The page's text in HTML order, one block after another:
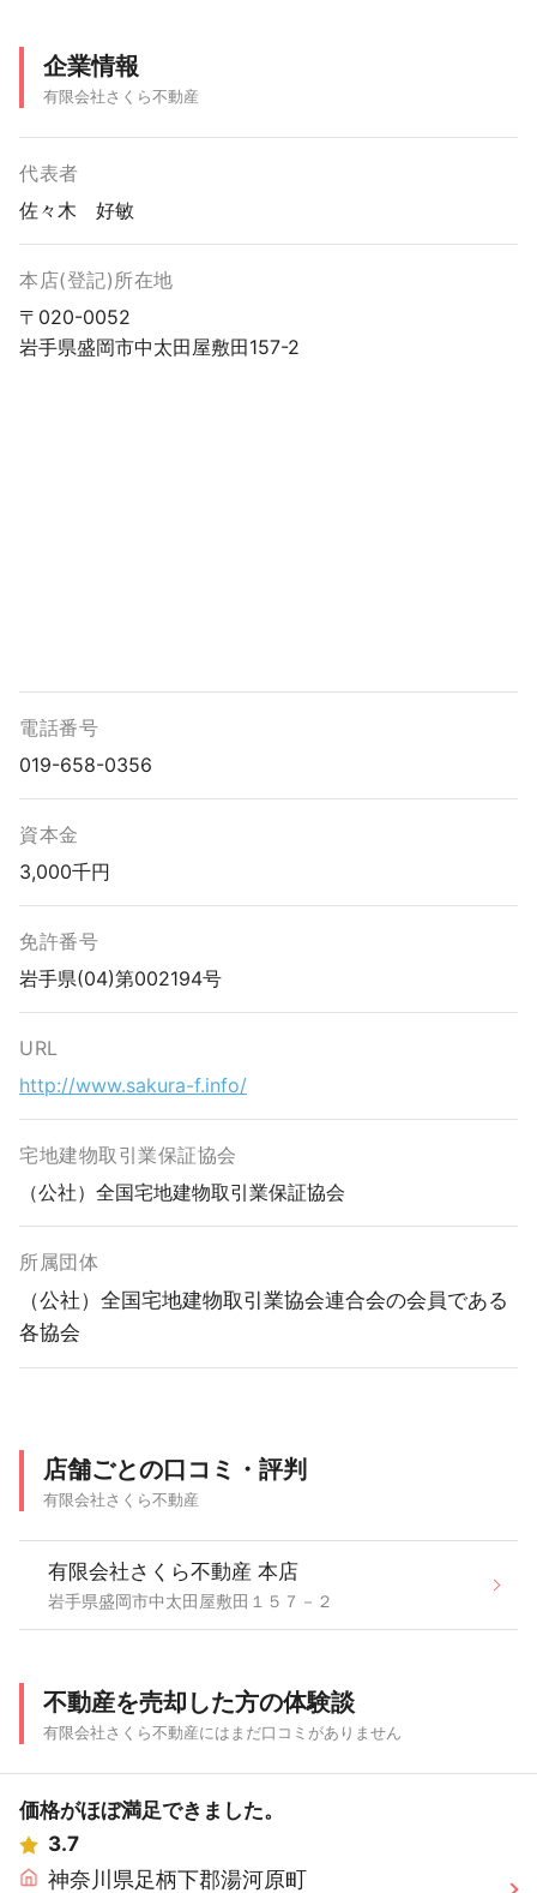
企業情報
有限会社さくら不動産
代表者
佐々木 好敏
本店(登記)所在地
〒020-0052
岩手県盛岡市中太田屋敷田157-2
電話番号
019-658-0356
資本金
3,000千円
免許番号
岩手県(04)第002194号
URL
http://www.sakura-f.info/
宅地建物取引業保証協会
（公社）全国宅地建物取引業保証協会
所属団体
（公社）全国宅地建物取引業協会連合会の会員である
各協会
店舗ごとの口コミ・評判
有限会社さくら不動産
有限会社さくら不動産 本店
岩手県盛岡市中太田屋敷田１５７－２
不動産を売却した方の体験談
有限会社さくら不動産にはまだ口コミがありません
価格がほぼ満足できました。
3.7
神奈川県足柄下郡湯河原町